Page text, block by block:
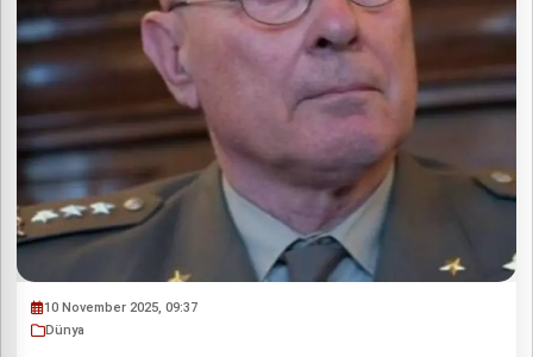
10 November 2025, 09:37
Dünya